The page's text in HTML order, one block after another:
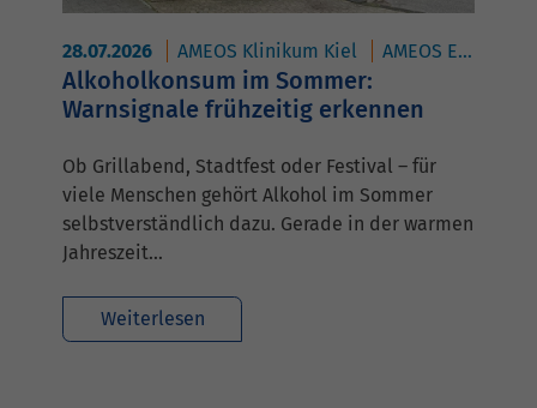
28.07.2026 AMEOS Klinikum Kiel AMEOS Eingliederung HORIZON Kiel
Alkoholkonsum im Sommer:
Warnsignale frühzeitig erkennen
Ob Grillabend, Stadtfest oder Festival – für
viele Menschen gehört Alkohol im Sommer
selbstverständlich dazu. Gerade in der warmen
Jahreszeit…
Weiterlesen